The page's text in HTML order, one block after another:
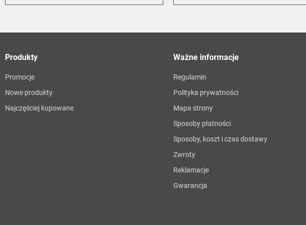
Produkty
Promocje
Nowe produkty
Najczęściej kupowane
Ważne informacje
Regulamin
Polityka prywatności
Mapa strony
Sposoby płatności
Sposoby, koszt i czas dostawy
Zwroty
Reklamacje
Gwarancja